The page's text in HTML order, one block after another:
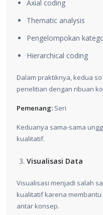
Axial coding
Thematic analysis
Pengelompokan
Hierarchical coding
Dalam praktiknya, kedua
penelitian dengan ribuan
Pemenang: Seri
Keduanya sama-sama
kualitatif.
Visualisasi Data
Visualisasi menjadi salah
kualitatif karena
antar konsep.